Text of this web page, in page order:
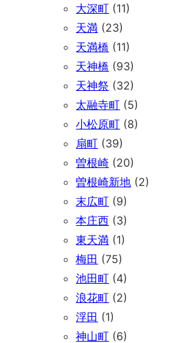
大深町 (11)
天満 (23)
天満橋 (11)
天神橋 (93)
天神祭 (32)
太融寺町 (5)
小松原町 (8)
扇町 (39)
曽根崎 (20)
曽根崎新地 (2)
末広町 (9)
本庄西 (3)
東天満 (1)
梅田 (75)
池田町 (4)
浪花町 (2)
浮田 (1)
神山町 (6)